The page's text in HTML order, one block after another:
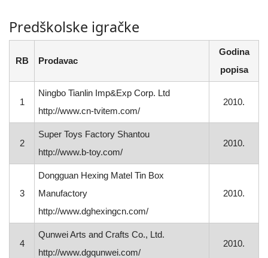
Predškolske igračke
RB Prodavac
Godina
popisa
1
Ningbo Tianlin Imp&Exp Corp. Ltd
http://www.cn-tvitem.com/
2010.
2
Super Toys Factory Shantou
http://www.b-toy.com/
2010.
3
Dongguan Hexing Matel Tin Box
Manufactory
http://www.dghexingcn.com/
2010.
4
Qunwei Arts and Crafts Co., Ltd.
http://www.dgqunwei.com/
2010.